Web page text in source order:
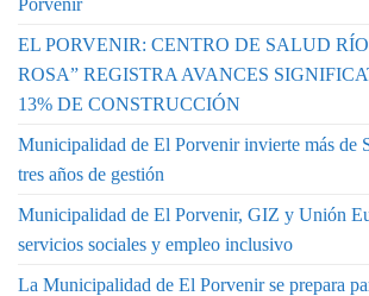
EL PORVENIR: CENTRO DE SALUD
ROSA” REGISTRA AVANCES
13% DE CONSTRUCCIÓN
Municipalidad de El Porvenir invierte más de
tres años de gestión
Municipalidad de El Porvenir, GIZ y Unión
servicios sociales y empleo inclusivo
La Municipalidad de El Porvenir se prepara